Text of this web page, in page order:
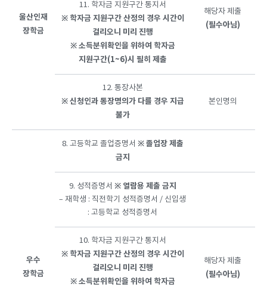
울산인재
장학금
해당자 제출
(필수아님)
11. 학자금 지원구간 통지서
※ 학자금 지원구간 산정의 경우 시간이
걸리오니 미리 진행
※소득분위확인을 위하여 학자금
지원구간(1~6)시 필히 제출
12. 통장사본
※ 신청인과 통장명의가 다를 경우 지급
불가
본인명의
우수
장학금
8. 고등학교 졸업증명서 ※졸업장 제출
금지
9. 성적증명서 ※ 열람용 제출 금지
– 재학생 : 직전학기 성적증명서 / 신입생
: 고등학교 성적증명서
10. 학자금 지원구간 통지서
※ 학자금 지원구간 산정의 경우 시간이
걸리오니 미리 진행
※소득분위확인을 위하여 학자금
해당자 제출
(필수아님)